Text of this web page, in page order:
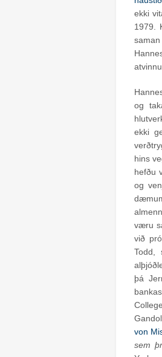
ekki
1979.
og
ekki
hins
hefðu
og
væru
við
Todd,
þá
von
sem